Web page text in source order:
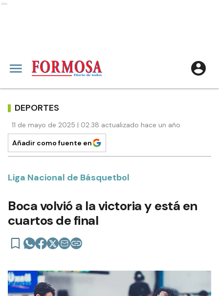
Ads
DEPORTES
11 de mayo de 2025 | 02:38 actualizado hace un año
Añadir como fuente en
Liga Nacional de Básquetbol
Boca volvió a la victoria y está en
cuartos de final